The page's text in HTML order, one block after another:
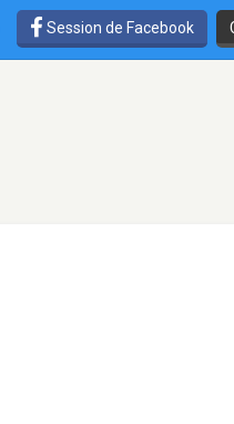
Session de Facebook